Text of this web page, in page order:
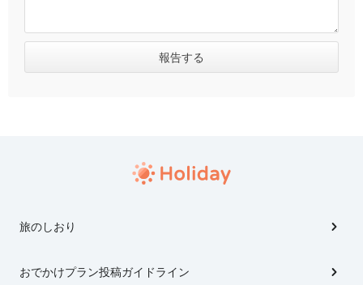
旅のしおり
おでかけプラン投稿ガイドライン